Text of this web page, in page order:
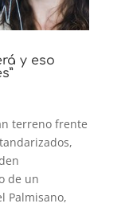
y eso
terreno frente
de un
Palmisano,